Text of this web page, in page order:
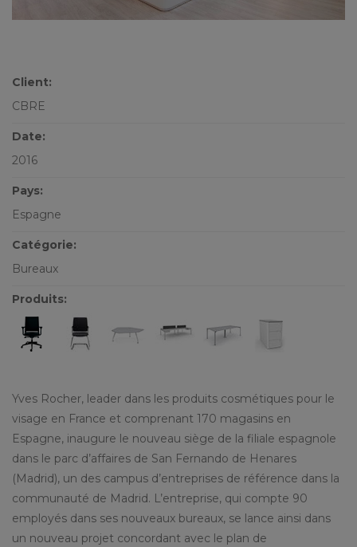
Client:
CBRE
Date:
2016
Pays:
Espagne
Catégorie:
Bureaux
Produits:
Yves Rocher, leader dans les produits cosmétiques pour le
visage en France et comprenant 170 magasins en
Espagne, inaugure le nouveau siège de la filiale espagnole
dans le parc d’affaires de San Fernando de Henares
(Madrid), un des campus d’entreprises de référence dans la
communauté de Madrid. L’entreprise, qui compte 90
employés dans ses nouveaux bureaux, se lance ainsi dans
un nouveau projet concordant avec le plan de